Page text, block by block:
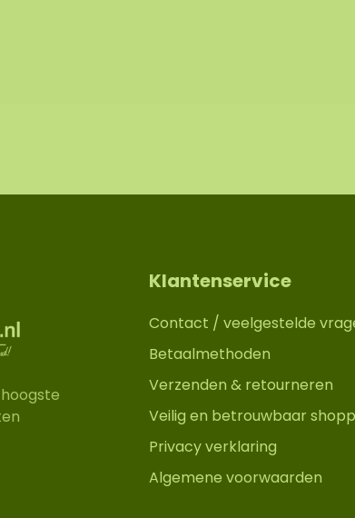
Klantenservice
Contact / veelgestelde
Betaalmethoden
Verzenden & retourneren
Veilig en betrouwbaar
Privacy verklaring
Algemene voorwaarden